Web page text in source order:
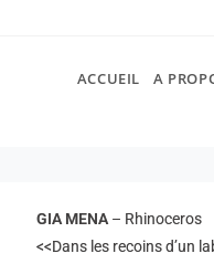
ACCUEIL A
GIA MENA– Rhinoceros
<<Dans les recoins d’un